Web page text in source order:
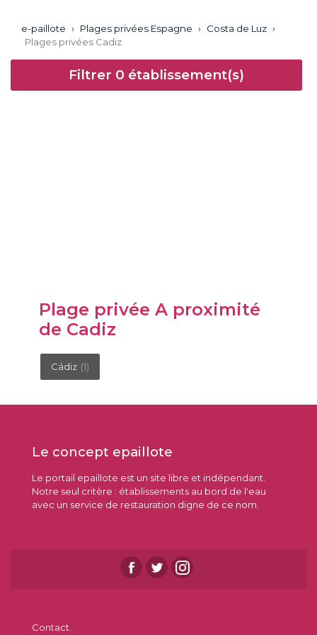
e-paillote › Plages privées Espagne › Costa de Luz ›
Plages privées Cadiz
Filtrer 0 établissement(s)
Plage privée A proximité
de Cadiz
Cádiz (1)
Le concept epaillote
Le portail epaillote est un site libre et indépendant.
Notre seul critère : établissements au bord de l'eau
avec un service de restauration digne de ce nom.
Contact.